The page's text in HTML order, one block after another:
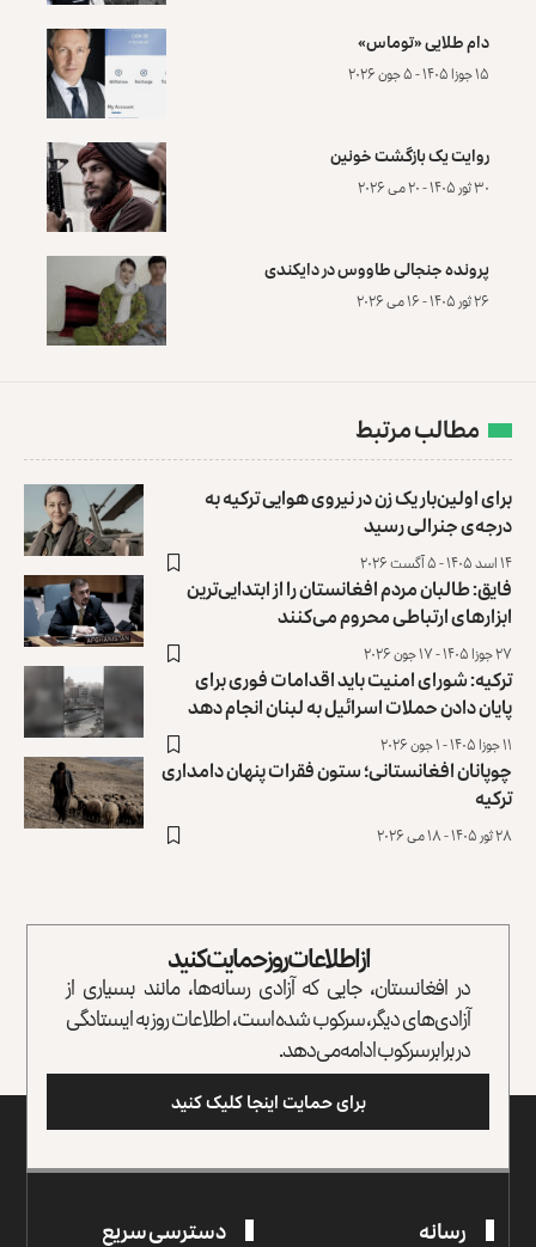
دام طلایی «توماس»
۱۵ جوزا ۱۴۰۵ - ۵ جون ۲۰۲۶
روایت یک بازگشت خونین
۳۰ ثور ۱۴۰۵ - ۲۰ می ۲۰۲۶
پرونده‌ جنجالی طاووس در دایکندی
۲۶ ثور ۱۴۰۵ - ۱۶ می ۲۰۲۶
مطالب مرتبط
برای اولین‌بار یک زن در نیروی هوایی ترکیه به
درجه‌ی جنرالی رسید
۱۴ اسد ۱۴۰۵ - ۵ آگست ۲۰۲۶
فایق: طالبان مردم افغانستان را از ابتدایی‌ترین
ابزارهای ارتباطی محروم می‌کنند
۲۷ جوزا ۱۴۰۵ - ۱۷ جون ۲۰۲۶
ترکیه: شورای امنیت باید اقدامات فوری برای
پایان دادن حملات اسرائیل به لبنان انجام دهد
۱۱ جوزا ۱۴۰۵ - ۱ جون ۲۰۲۶
چوپانان افغانستانی؛ ستون فقرات پنهان دامداری
ترکیه
۲۸ ثور ۱۴۰۵ - ۱۸ می ۲۰۲۶
از اطلاعات روز حمایت کنید
در افغانستان، جایی که آزادی رسانه‌ها، مانند بسیاری از
آزادی‌های دیگر، سرکوب شده است، اطلاعات روز به ایستادگی
در برابر سرکوب ادامه می‌دهد.
برای حمایت اینجا کلیک کنید
رسانه دسترسی سریع